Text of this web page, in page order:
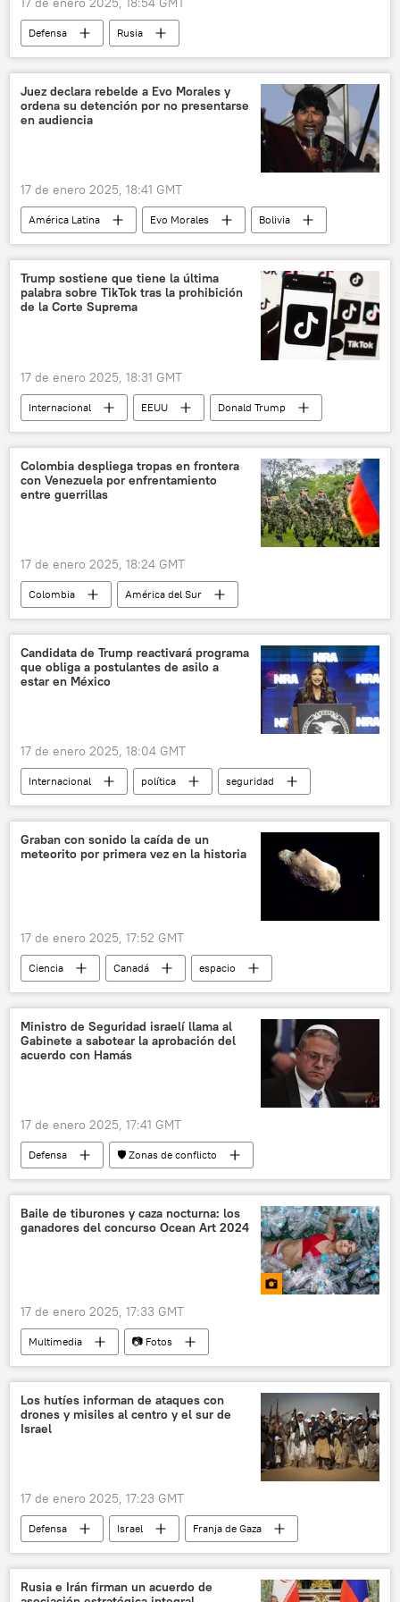
Defensa
Rusia
📰 Operación rusa de desmilitarización y desnazificación de Ucrania
Ucrania
🛡️ Zonas de conflicto
🌍 Europa
Juez declara rebelde a Evo Morales y
ordena su detención por no presentarse
en audiencia
17 de enero 2025, 18:41 GMT
América Latina Evo Morales
Bolivia
justicia
Trump sostiene que tiene la última
palabra sobre TikTok tras la prohibición
de la Corte Suprema
17 de enero 2025, 18:31 GMT
Internacional EEUU
Donald Trump
China
TikTok
Corte Suprema de EEUU
Casa Blanca
América del Norte
justicia
Colombia despliega tropas en frontera
con Venezuela por enfrentamiento
entre guerrillas
17 de enero 2025, 18:24 GMT
Colombia
América del Sur
Gustavo Petro
Catatumbo
Ejército de Liberación Nacional (ELN) de Colombia
Ejército de Colombia
América Latina
Candidata de Trump reactivará programa
que obliga a postulantes de asilo a
estar en México
17 de enero 2025, 18:04 GMT
Internacional política
seguridad
EEUU
México deportación
Graban con sonido la caída de un
meteorito por primera vez en la historia
17 de enero 2025, 17:52 GMT
Ciencia Canadá
espacio
asteroide
🪐 Astronomía 💢 Insólito
Ministro de Seguridad israelí llama al
Gabinete a sabotear la aprobación del
acuerdo con Hamás
17 de enero 2025, 17:41 GMT
Defensa
🛡️ Zonas de conflicto
🌍 Oriente Medio
Israel
Palestina
Franja de Gaza
📰 Conflicto palestino-israelí
alto el fuego
Baile de tiburones y caza nocturna: los
ganadores del concurso Ocean Art 2024
17 de enero 2025, 17:33 GMT
Multimedia 📷 Fotos
Los hutíes informan de ataques con
drones y misiles al centro y el sur de
Israel
17 de enero 2025, 17:23 GMT
Defensa Israel
Franja de Gaza
Yemen
Hamás
🌍 Oriente Medio
🛡️ Zonas de conflicto
hutíes
Rusia e Irán firman un acuerdo de